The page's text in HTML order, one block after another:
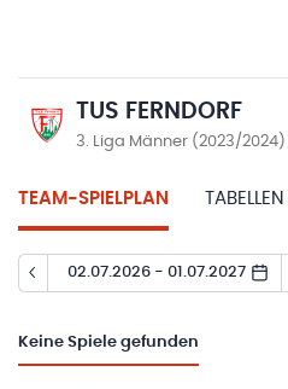
TUS FERNDORF
3. Liga Männer (2023/2024)
TEAM-SPIELPLAN TABELLEN
02.07.2026 - 01.07.2027
Keine Spiele gefunden